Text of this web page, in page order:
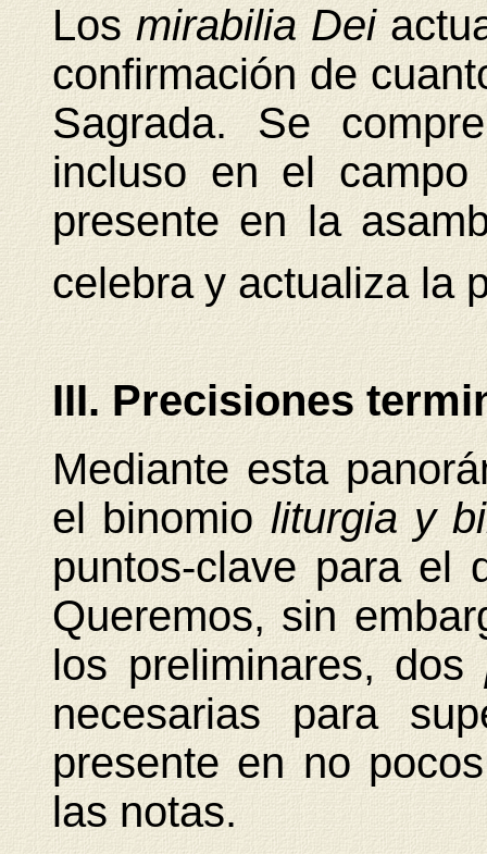
Losmirabilia Dei
confirmación de
Sagrada. Se
incluso en el
presente en la
celebra y actualiza la
III. Precisiones
Mediante esta
el binomioliturgia y
puntos-clave para el
Queremos, sin
los preliminares, dos
necesarias para
presente en no
las notas.